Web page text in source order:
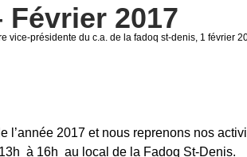
Février 2017
vice-présidente du c.a. de la fadoq st-denis , 1 février
l’année 2017 et nous reprenons nos
à 16h au local de la Fadoq St-Denis.